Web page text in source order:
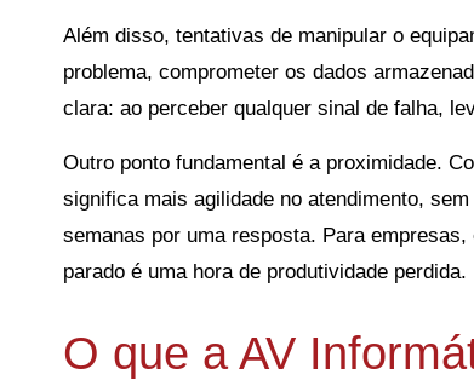
Além disso, tentativas de manipular o
problema, comprometer os dados
clara: ao perceber qualquer sinal de falha,
Outro ponto fundamental é a proximidade.
significa mais agilidade no atendimento,
semanas por uma resposta. Para
parado é uma hora de produtividade perdida.
O que a AV